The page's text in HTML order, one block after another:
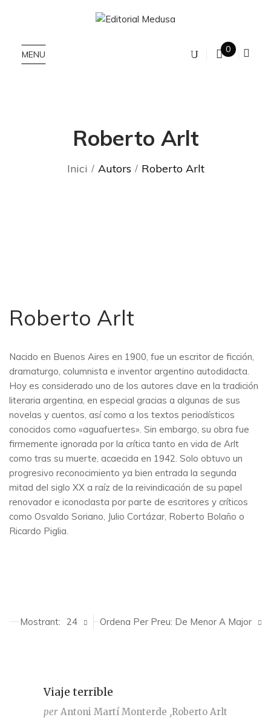
MENU 0
Roberto Arlt
Inici Autors Roberto Arlt
Roberto Arlt
Nacido en Buenos Aires en 1900, fue un escritor de ficción,
dramaturgo, columnista e inventor argentino autodidacta.
Hoy es considerado uno de los autores clave en la tradición
literaria argentina, en especial gracias a algunas de sus
novelas y cuentos, así como a los textos periodísticos
conocidos como «aguafuertes». Sin embargo, su obra fue
firmemente ignorada por la crítica tanto en vida de Arlt
como tras su muerte, acaecida en 1942. Solo obtuvo un
progresivo reconocimiento ya bien entrada la segunda
mitad del siglo XX a raíz de la reivindicación de su papel
renovador e iconoclasta por parte de escritores y críticos
como Osvaldo Soriano, Julio Cortázar, Roberto Bolaño o
Ricardo Piglia.
Ordena Per Preu: De Menor A Major
Mostrant: 24
Viaje terrible
per Antoni Martí Monterde Roberto Arlt